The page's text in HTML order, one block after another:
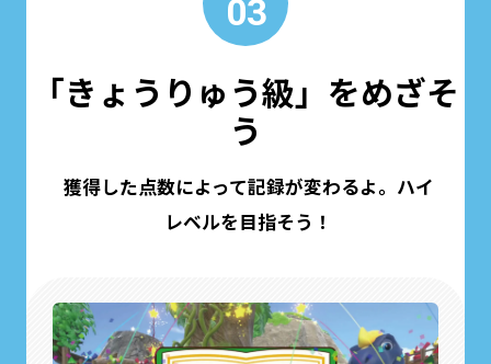
03
「きょうりゅう級」をめざそ
う
獲得した点数によって記録が変わるよ。ハイ
レベルを目指そう！